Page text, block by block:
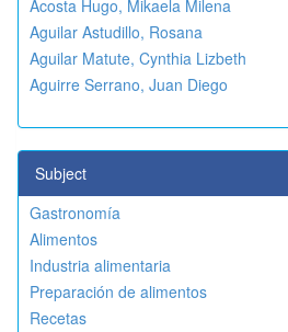
Acosta Hugo, Mikaela Milena
Aguilar Astudillo, Rosana
Aguilar Matute, Cynthia Lizbeth
Aguirre Serrano, Juan Diego
Subject
Gastronomía
Alimentos
Industria alimentaria
Preparación de alimentos
Recetas